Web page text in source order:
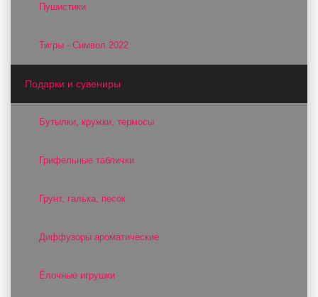
Пушистики
Тигры - Символ 2022
Подарки и сувениры
Бутылки, кружки, термосы
Грифельные таблички
Грунт, галька, песок
Диффузоры ароматические
Ёлочные игрушки